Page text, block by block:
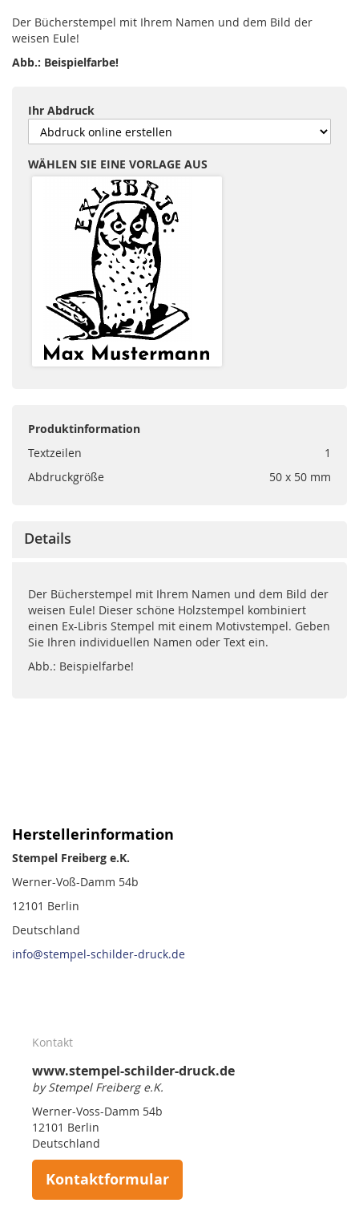
Der Bücherstempel mit Ihrem Namen und dem Bild der
weisen Eule!
Abb.: Beispielfarbe!
Ihr Abdruck
WÄHLEN SIE EINE VORLAGE AUS
Produktinformation
Textzeilen
1
Abdruckgröße
50 x 50 mm
Details
Der Bücherstempel mit Ihrem Namen und dem Bild der
weisen Eule! Dieser schöne Holzstempel kombiniert
einen Ex-Libris Stempel mit einem Motivstempel. Geben
Sie Ihren individuellen Namen oder Text ein.
Abb.: Beispielfarbe!
Herstellerinformation
Stempel Freiberg e.K.
Werner-Voß-Damm 54b
12101 Berlin
Deutschland
info@stempel-schilder-druck.de
Kontakt
www.stempel-schilder-druck.de
by Stempel Freiberg e.K.
Werner-Voss-Damm 54b
12101 Berlin
Deutschland
Kontaktformular